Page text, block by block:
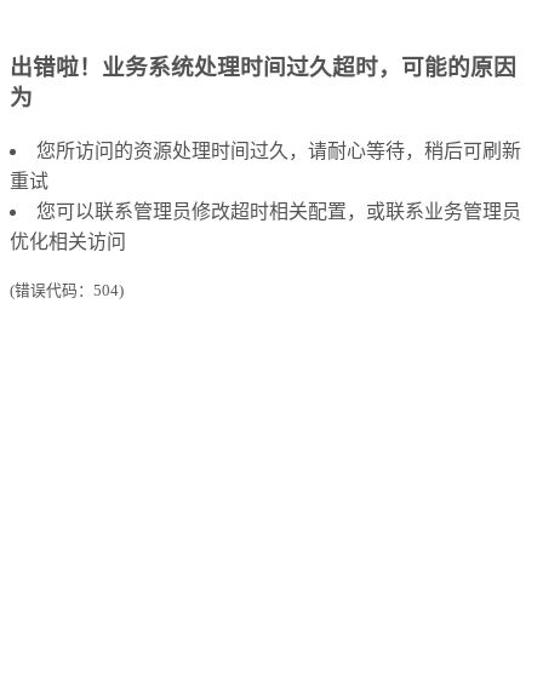
出错啦！业务系统处理时间过久超时，可能的原因
为
您所访问的资源处理时间过久，请耐心等待，稍后可刷新
重试
您可以联系管理员修改超时相关配置，或联系业务管理员
优化相关访问
(错误代码：504)